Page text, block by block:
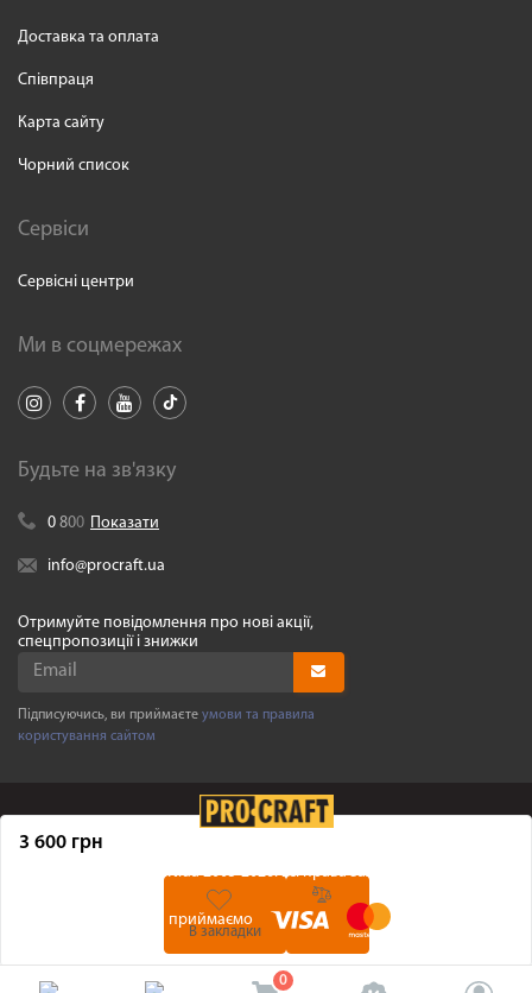
3 600 грн
В закладки
Доставка та оплата
Співпраця
Карта сайту
Чорний список
Сервіси
Сервісні центри
Ми в соцмережах
Будьте на зв'язку
0 800 Показати
info@procraft.ua
Отримуйте повідомлення про нові акції,
спецпропозиції і знижки
Підписуючись, ви приймаєте умови та правила
користування сайтом
Procraft.ua2005-2026. Усі права захищенні
Ми приймаємо
0